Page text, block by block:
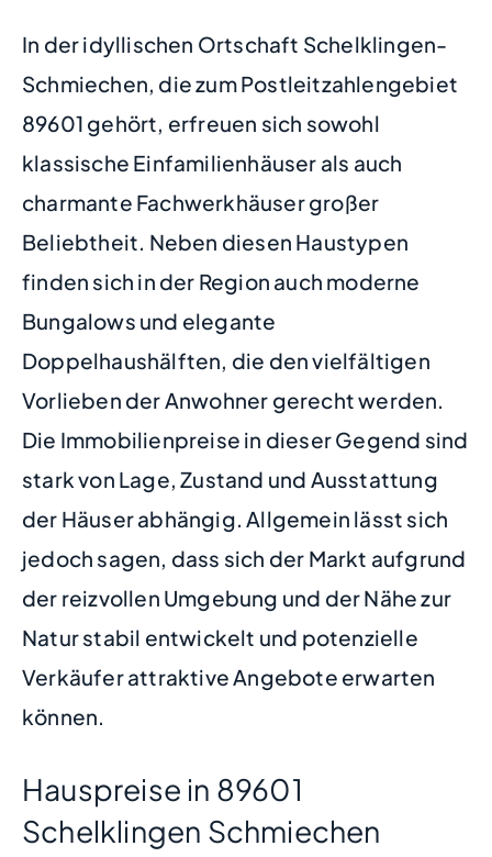
In der idyllischen Ortschaft Schelklingen-
Schmiechen, die zum Postleitzahlengebiet
89601 gehört, erfreuen sich sowohl
klassische Einfamilienhäuser als auch
charmante Fachwerkhäuser großer
Beliebtheit. Neben diesen Haustypen
finden sich in der Region auch moderne
Bungalows und elegante
Doppelhaushälften, die den vielfältigen
Vorlieben der Anwohner gerecht werden.
Die Immobilienpreise in dieser Gegend sind
stark von Lage, Zustand und Ausstattung
der Häuser abhängig. Allgemein lässt sich
jedoch sagen, dass sich der Markt aufgrund
der reizvollen Umgebung und der Nähe zur
Natur stabil entwickelt und potenzielle
Verkäufer attraktive Angebote erwarten
können.
Hauspreise in 89601
Schelklingen Schmiechen